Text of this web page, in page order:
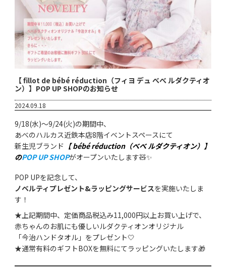
【 fillot de bébé réduction（フィヨ デュ べべ ルダクティオ
ン）】POP UP SHOPのお知らせ
2024.09.18
9/18(水)～9/24(火)の期間中、
あべのハルカス近鉄本店8階イベントスペースにて
新生児ブランド 【 bébé réduction（べべ ルダクティオン）】
のPOP UP SHOPがオープンいたします🧸✨
POP UPを記念して、
ノベルティプレゼント&ラッピングサービスを実施いたしま
す！
★上記期間中、定価商品税込み11,000円以上お買い上げで、
赤ちゃんのお肌にも優しいルダクティオンオリジナル
「今治ハンドタオル」をプレゼント🤍
★通常有料のギフトBOXを無料にてラッピングいたします🎁